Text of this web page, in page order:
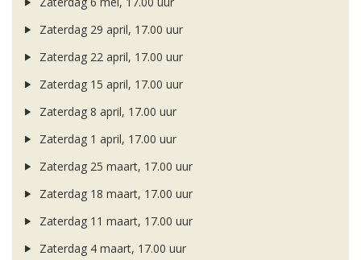
Zaterdag 29 april, 17.00 uur
Zaterdag 22 april, 17.00 uur
Zaterdag 15 april, 17.00 uur
Zaterdag 8 april, 17.00 uur
Zaterdag 1 april, 17.00 uur
Zaterdag 25 maart, 17.00 uur
Zaterdag 18 maart, 17.00 uur
Zaterdag 11 maart, 17.00 uur
Zaterdag 4 maart, 17.00 uur